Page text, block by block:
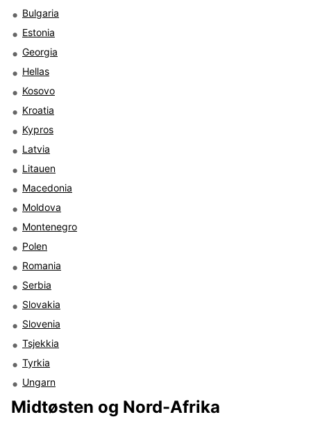
Bulgaria
Estonia
Georgia
Hellas
Kosovo
Kroatia
Kypros
Latvia
Litauen
Macedonia
Moldova
Montenegro
Polen
Romania
Serbia
Slovakia
Slovenia
Tsjekkia
Tyrkia
Ungarn
Midtøsten og Nord-Afrika